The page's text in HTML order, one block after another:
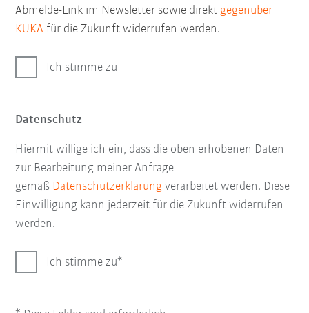
Abmelde-Link im Newsletter sowie direktgegenüber
KUKA für die Zukunft widerrufen werden.
Ich stimme zu
Datenschutz
Hiermit willige ich ein, dass die oben erhobenen Daten
zur Bearbeitung meiner Anfrage
gemäß Datenschutzerklärung verarbeitet werden. Diese
Einwilligung kann jederzeit für die Zukunft widerrufen
werden.
Ich stimme zu